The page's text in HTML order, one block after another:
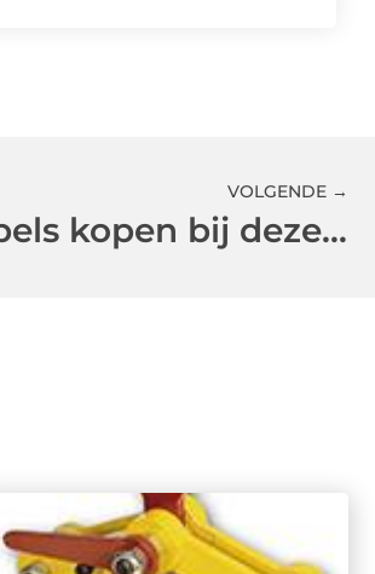
VOLGENDE →
De mooiste vintage meubels kopen bij deze winkel in Best